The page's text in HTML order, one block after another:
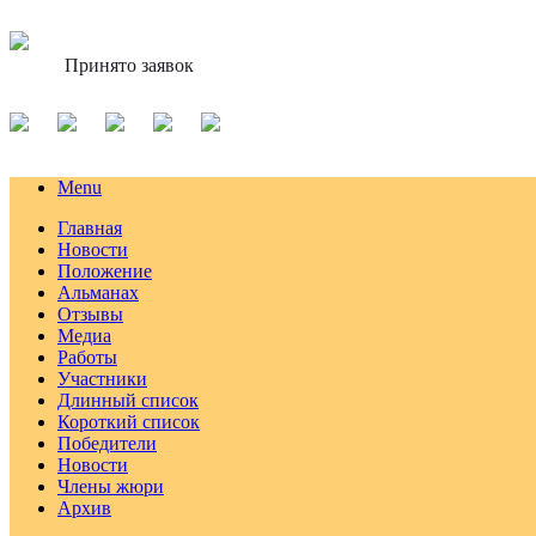
Принято заявок
Menu
Главная
Новости
Положение
Альманах
Отзывы
Медиа
Работы
Участники
Длинный список
Короткий список
Победители
Новости
Члены жюри
Архив